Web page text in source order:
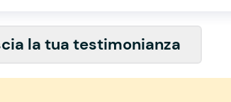
la tua testimonianza